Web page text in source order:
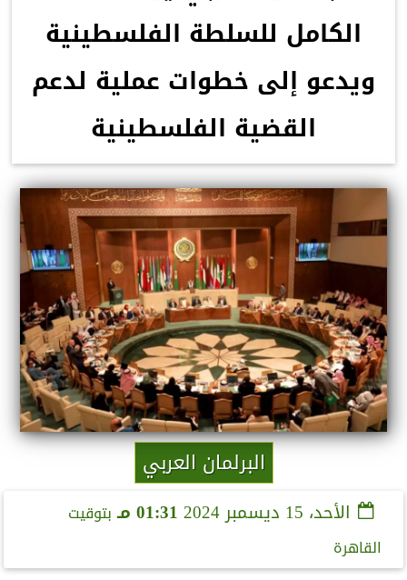
الكامل للسلطة الفلسطينية
ويدعو إلى خطوات عملية لدعم
القضية الفلسطينية
البرلمان العربي
الأحد، 15 ديسمبر 2024 01:31 مـ
بتوقيت
القاهرة